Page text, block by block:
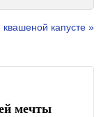
квашеной капусте »
мечты